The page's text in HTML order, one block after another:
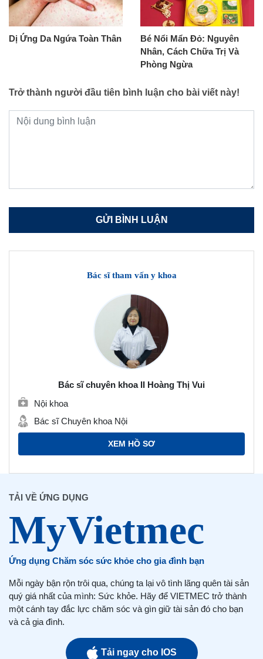
Dị Ứng Da Ngứa Toàn Thân
Bé Nổi Mẩn Đỏ: Nguyên
Nhân, Cách Chữa Trị Và
Phòng Ngừa
Trở thành người đầu tiên bình luận cho bài viết này!
Bác sĩ tham vấn y khoa
Bác sĩ chuyên khoa II Hoàng Thị Vui
Nội khoa
Bác sĩ Chuyên khoa Nội
XEM HỒ SƠ
TẢI VỀ ỨNG DỤNG
Ứng dụng Chăm sóc sức khỏe cho gia đình bạn
Mỗi ngày bận rộn trôi qua, chúng ta lại vô tình lãng quên tài sản
quý giá nhất của mình: Sức khỏe. Hãy để VIETMEC trở thành
một cánh tay đắc lực chăm sóc và gìn giữ tài sản đó cho bạn
và cả gia đình.
Tải ngay cho IOS